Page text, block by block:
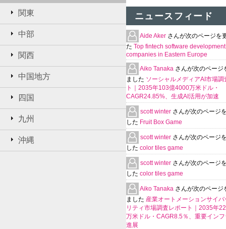
関東
中部
関西
中国地方
四国
九州
沖縄
ニュースフィード
Aide Aker さんが次のページを
た Top fintech software development
companies in Eastern Europe
Aiko Tanaka さんが次のページ
ました ソーシャルメディアAI市場調
ト｜2035年103億4000万米ドル・
CAGR24.85%、生成AI活用が加速
scott winter さんが次のページ
した Fruit Box Game
scott winter さんが次のページ
した color tiles game
scott winter さんが次のページ
した color tiles game
Aiko Tanaka さんが次のページ
ました 産業オートメーションサイ
リティ市場調査レポート｜2035年
万米ドル・CAGR8.5％、重要イン
進展